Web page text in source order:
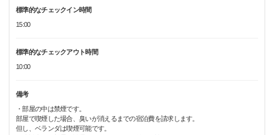
標準的なチェックイン時間
15:00
標準的なチェックアウト時間
10:00
備考
・部屋の中は禁煙です。
部屋で喫煙した場合、臭いが消えるまでの宿泊費を請求します。
但し、ベランダは喫煙可能です。